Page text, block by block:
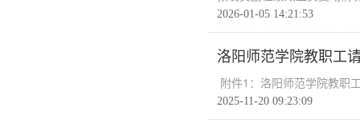
2026-01-05 14:21:53
洛阳师范学院教职工
附件1：洛阳师范学院教
2025-11-20 09:23:09